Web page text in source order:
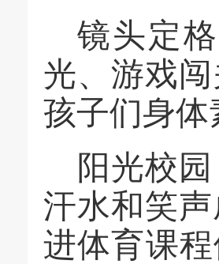
镜头定
光、游戏
孩子们身
阳光校
汗水和笑
进体育课